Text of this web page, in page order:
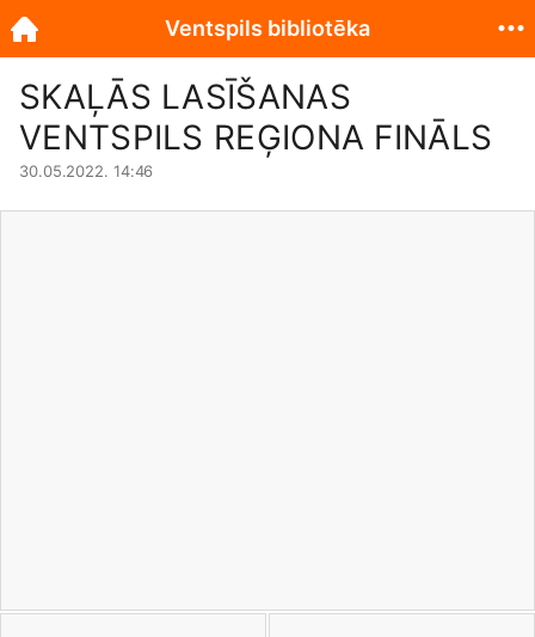
SKAĻĀS LASĪŠANAS
VENTSPILS REĢIONA FINĀLS
30.05.2022. 14:46
Ventspils bibliotēka